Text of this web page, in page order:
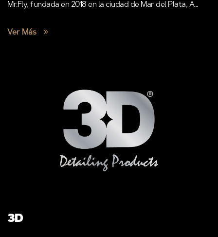
Mr.Fly, fundada en 2018 en la ciudad de Mar del Plata, A...
Ver Más
3D